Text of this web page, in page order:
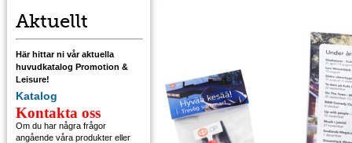
Aktuellt
Här hittar ni vår aktuella
huvudkatalog Promotion &
Leisure!
Katalog
Kontakta oss
Om du har några frågor
angående våra produkter eller